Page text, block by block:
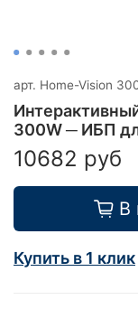
арт. Home-Vision
300W ─ ИБП
10682 руб
В
Купить в 1 клик